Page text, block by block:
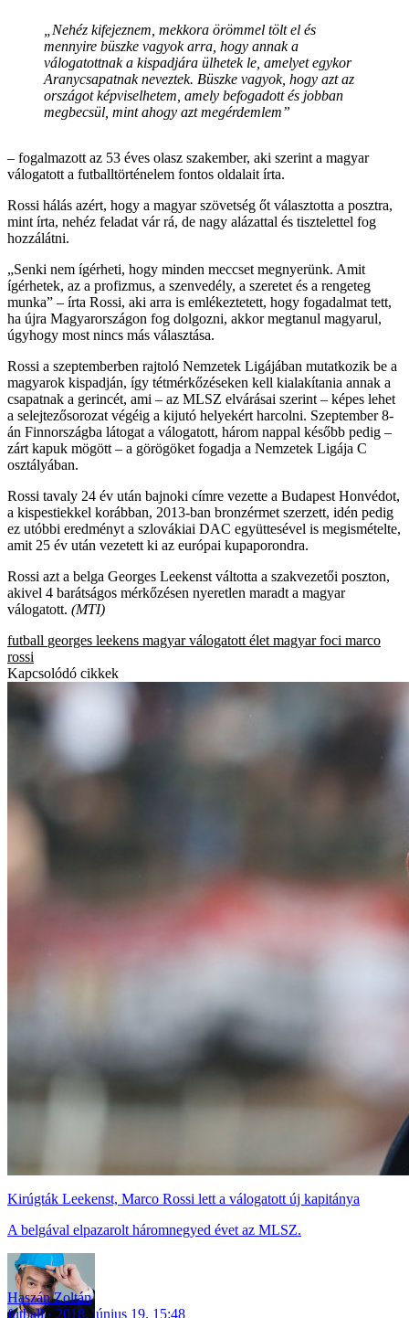
„Nehéz kifejeznem, mekkora örömmel tölt el és
mennyire büszke vagyok arra, hogy annak a
válogatottnak a kispadjára ülhetek le, amelyet egykor
Aranycsapatnak neveztek. Büszke vagyok, hogy azt az
országot képviselhetem, amely befogadott és jobban
megbecsül, mint ahogy azt megérdemlem”
– fogalmazott az 53 éves olasz szakember, aki szerint a magyar
válogatott a futballtörténelem fontos oldalait írta.
Rossi hálás azért, hogy a magyar szövetség őt választotta a posztra,
mint írta, nehéz feladat vár rá, de nagy alázattal és tisztelettel fog
hozzálátni.
„Senki nem ígérheti, hogy minden meccset megnyerünk. Amit
ígérhetek, az a profizmus, a szenvedély, a szeretet és a rengeteg
munka” – írta Rossi, aki arra is emlékeztetett, hogy fogadalmat tett,
ha újra Magyarországon fog dolgozni, akkor megtanul magyarul,
úgyhogy most nincs más választása.
Rossi a szeptemberben rajtoló Nemzetek Ligájában mutatkozik be a
magyarok kispadján, így tétmérkőzéseken kell kialakítania annak a
csapatnak a gerincét, ami – az MLSZ elvárásai szerint – képes lehet
a selejtezősorozat végéig a kijutó helyekért harcolni. Szeptember 8-
án Finnországba látogat a válogatott, három nappal később pedig –
zárt kapuk mögött – a görögöket fogadja a Nemzetek Ligája C
osztályában.
Rossi tavaly 24 év után bajnoki címre vezette a Budapest Honvédot,
a kispestiekkel korábban, 2013-ban bronzérmet szerzett, idén pedig
ez utóbbi eredményt a szlovákiai DAC együttesével is megismételte,
amit 25 év után vezetett ki az európai kupaporondra.
Rossi azt a belga Georges Leekenst váltotta a szakvezetői poszton,
akivel 4 barátságos mérkőzésen nyeretlen maradt a magyar
válogatott. (MTI)
futball georges leekens magyar válogatott élet magyar foci marco
rossi
Kapcsolódó cikkek
Kirúgták Leekenst, Marco Rossi lett a válogatott új kapitánya
A belgával elpazarolt háromnegyed évet az MLSZ.
Haszán Zoltán
futball
2018. június 19. 15:48